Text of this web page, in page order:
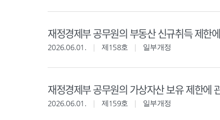
재정경제부 공무원의 부동산 신규취득 제한
2026.06.01. 제158호 일부개정
재정경제부 공무원의 가상자산 보유 제한에
2026.06.01. 제159호 일부개정